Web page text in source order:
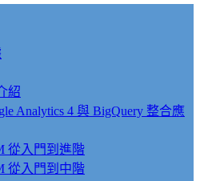
紹
Analytics 4 與 BigQuery 整合應
從入門到進階
從入門到中階